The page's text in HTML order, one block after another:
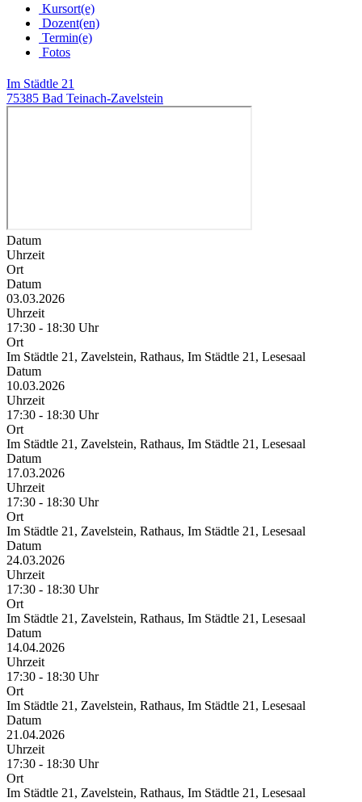
Kursort(e)
Dozent(en)
Termin(e)
Fotos
Im Städtle 21
75385 Bad Teinach-Zavelstein
Datum
Uhrzeit
Ort
Datum
03.03.2026
Uhrzeit
17:30 - 18:30 Uhr
Ort
Im Städtle 21, Zavelstein, Rathaus, Im Städtle 21, Lesesaal
Datum
10.03.2026
Uhrzeit
17:30 - 18:30 Uhr
Ort
Im Städtle 21, Zavelstein, Rathaus, Im Städtle 21, Lesesaal
Datum
17.03.2026
Uhrzeit
17:30 - 18:30 Uhr
Ort
Im Städtle 21, Zavelstein, Rathaus, Im Städtle 21, Lesesaal
Datum
24.03.2026
Uhrzeit
17:30 - 18:30 Uhr
Ort
Im Städtle 21, Zavelstein, Rathaus, Im Städtle 21, Lesesaal
Datum
14.04.2026
Uhrzeit
17:30 - 18:30 Uhr
Ort
Im Städtle 21, Zavelstein, Rathaus, Im Städtle 21, Lesesaal
Datum
21.04.2026
Uhrzeit
17:30 - 18:30 Uhr
Ort
Im Städtle 21, Zavelstein, Rathaus, Im Städtle 21, Lesesaal